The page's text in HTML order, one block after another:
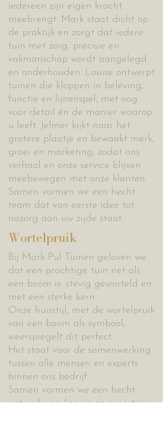
iedereen zijn eigen kracht
meebrengt. Mark staat dicht op
de praktijk en zorgt dat iedere
tuin met zorg, precisie en
vakmanschap wordt aangelegd
en onderhouden. Louise ontwerpt
tuinen die kloppen in beleving,
functie en lijnenspel, met oog
voor detail én de manier waarop
u leeft. Jelmer kijkt naar het
grotere plaatje en bewaakt merk,
groei en marketing, zodat ons
verhaal en onze service blijven
meebewegen met onze klanten.
Samen vormen we een hecht
team dat van eerste idee tot
nazorg aan uw zijde staat.
Wortelpruik
Bij Mark Pul Tuinen geloven we
dat een prachtige tuin net als
een boom is: stevig geworteld en
met een sterke kern.
Onze huisstijl, met de wortelpruik
van een boom als symbool,
weerspiegelt dit perfect.
Het staat voor de samenwerking
tussen alle mensen en experts
binnen ons bedrijf.
Samen vormen we een hecht
netwerk van kennis en expertise